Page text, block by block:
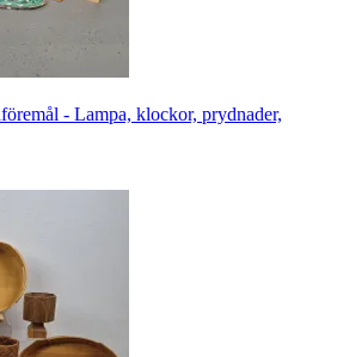
- Lampa, klockor, prydnader,